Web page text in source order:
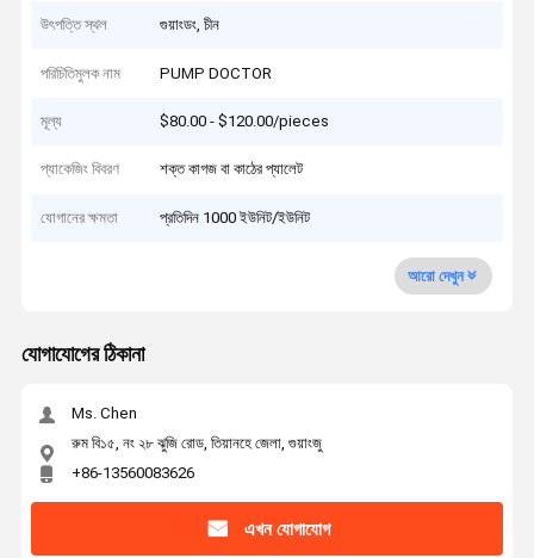
উৎপত্তি স্থল গুয়াংডং, চীন
পরিচিতিমুলক নাম PUMP DOCTOR
মূল্য $80.00 - $120.00/pieces
প্যাকেজিং বিবরণ শক্ত কাগজ বা কাঠের প্যালেট
যোগানের ক্ষমতা প্রতিদিন 1000 ইউনিট/ইউনিট
আরো দেখুন
যোগাযোগের ঠিকানা
Ms. Chen
রুম বি১৫, নং ২৮ ঝুজি রোড, তিয়ানহে জেলা, গুয়াংজু
+86-13560083626
এখন যোগাযোগ